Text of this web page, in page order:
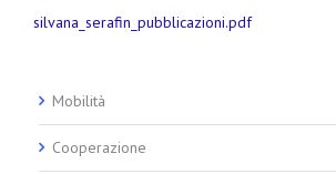
silvana_serafin_pubblicazioni.pdf
Mobilità
Cooperazione